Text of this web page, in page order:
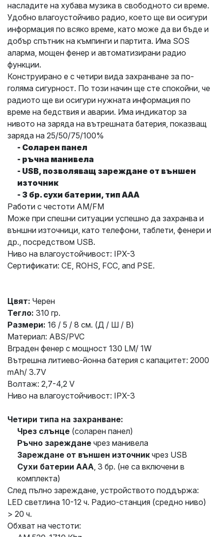
насладите на хубава музика в свободното си време.
Удобно влагоустойчиво радио, което ще ви осигури
информация по всяко време, като може да ви бъде и
добър спътник на къмпинги и партита. Има SOS
аларма, мощен фенер и автоматизирани радио
функции.
Конструирано е с четири вида захранване за по-
голяма сигурност. По този начин ще сте спокойни, че
радиото ще ви осигури нужната информация по
време на бедствия и аварии. Има индикатор за
нивото на заряда на вътрешната батерия, показващ
заряда на 25/50/75/100%
- Соларен панел
- ръчна манивела
- USB, позволяващ зареждане от външен
източник
- 3 бр. сухи батерии, тип ААА
Работи с честоти AM/FM
Може при спешни ситуации успешно да захранва и
външни източници, като телефони, таблети, фенери и
др., посредством USB.
Ниво на влагоустойчивост: IPX-3
Сертификати: CE, ROHS, FCC, and PSE.
Цвят: Черен
Тегло: 310 гр.
Размери: 16 / 5 / 8 см. (Д / Ш / В)
Материал: ABS/PVC
Вграден фенер с мощност 130 LM/ 1W
Вътрешна литиево-йонна батерия с капацитет: 2000
mAh/ 3.7V
Волтаж: 2,7-4,2 V
Ниво на влагоустойчивост: IPX-3
Четири типа на захранване:
Чрез слънце (соларен панел)
Ръчно зареждане чрез манивела
Зареждане от външен източник чрез USB
Сухи батерии ААА, 3 бр. (не са включени в
комплекта)
След пълно зареждане, устройството поддържа:
LED светлина 10-12 ч. Радио-станция (средно ниво)
> 20 ч.
Обхват на честоти: